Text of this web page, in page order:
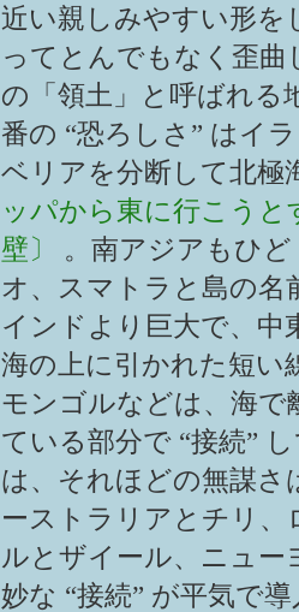
近い親しみやすい形を
ってとんでもなく歪
の「領土」と呼ばれる
番の “恐ろしさ” はイ
ベリアを分断して北極
ッパから東に行こう
壁〕
。南アジアもひ
オ、スマトラと島の
インドより巨大で、中
海の上に引かれた短い
モンゴルなどは、海で
ている部分で “接続”
は、それほどの無謀さ
ーストラリアとチリ
ルとザイール、ニュ
妙な “接続” が平気で